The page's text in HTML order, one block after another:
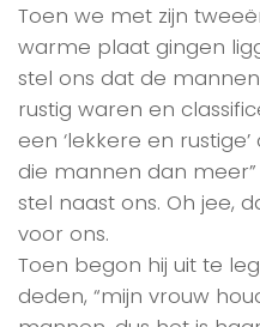
Toen we met zijn
warme plaat gingen
stel ons dat de
rustig waren en
een ‘lekkere en
die mannen dan
stel naast ons. Oh jee,
voor ons.
Toen begon hij uit te
deden, “mijn vrouw